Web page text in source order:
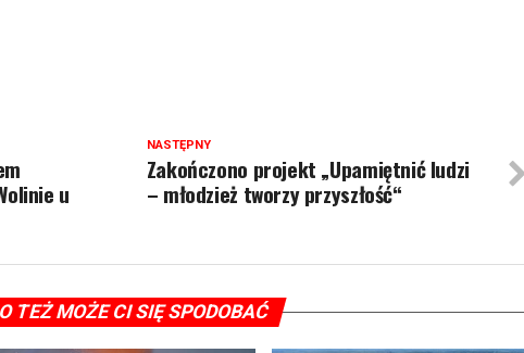
NASTĘPNY
Zakończono projekt „Upamiętnić ludzi
– młodzież tworzy przyszłość“
u
TEŻ MOŻE CI SIĘ SPODOBAĆ